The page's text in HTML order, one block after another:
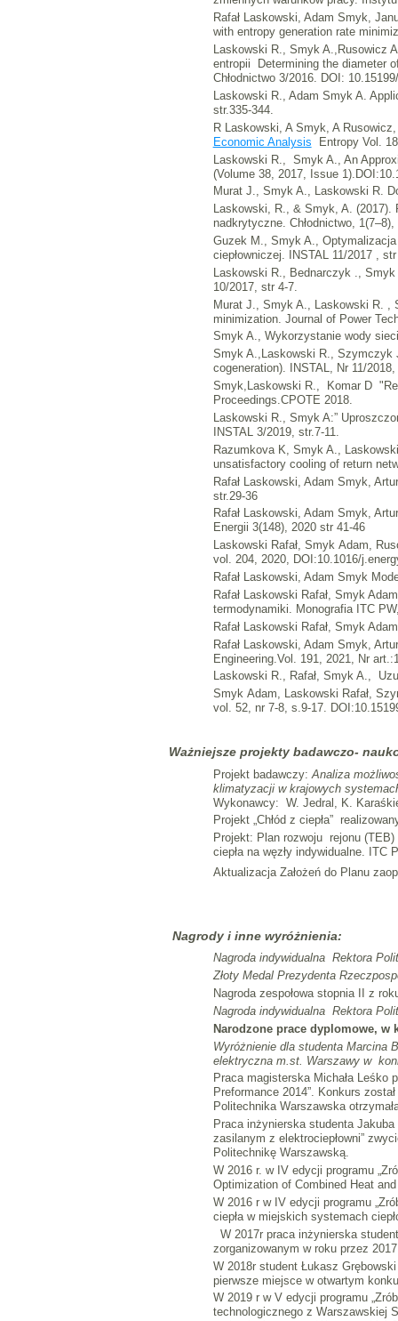
Rafał Laskowski, Adam Smyk,
with entropy generation rate
Laskowski R., Smyk A.,Rusowicz
entropii Determining the diameter
Chłodnictwo 3/2016. DOI:
Laskowski R., Adam Smyk A.
str.335-344.
R Laskowski, A Smyk, A
Economic Analysis Entropy Vol.
Laskowski R., Smyk A., An
(Volume 38, 2017, Issue
Murat J., Smyk A., Laskowski R.
Laskowski, R., & Smyk, A. (2017).
nadkrytyczne. Chłodnictwo,
Guzek M., Smyk A., Optymalizacja
ciepłowniczej. INSTAL 11/2017 ,
Laskowski R., Bednarczyk .,
10/2017, str 4-7.
Murat J., Smyk A., Laskowski R. ,
minimization. Journal of Power
Smyk A., Wykorzystanie wody
Smyk A.,Laskowski R., Szymczyk
cogeneration). INSTAL, Nr 11/
Smyk,Laskowski R., Komar D
Proceedings.CPOTE 2018.
Laskowski R., Smyk A:”
INSTAL 3/2019, str.7-11.
Razumkova K, Smyk A.,
unsatisfactory cooling of return
Rafał Laskowski, Adam Smyk,
str.29-36
Rafał Laskowski, Adam Smyk,
Energii 3(148), 2020 str 41-46
Laskowski Rafał, Smyk Adam,
vol. 204, 2020, DOI:10.1016/
Rafał Laskowski, Adam Smyk
Rafał Laskowski Rafał, Smyk
termodynamiki. Monografia ITC
Rafał Laskowski Rafał, Smyk
Rafał Laskowski, Adam Smyk,
Engineering.Vol. 191, 2021, Nr
Laskowski R., Rafał, Smyk A.,
Smyk Adam, Laskowski Rafał,
vol. 52, nr 7-8, s.9-17.
Ważniejsze projekty badawczo-
Projekt badawczy: Analiza
klimatyzacji w krajowych
Wykonawcy: W. Jedral, K.
Projekt „Chłód z ciepła”
Projekt: Plan rozwoju rejonu
ciepła na węzły indywidualne. ITC
Aktualizacja Założeń do Planu
Nagrody i inne wyróżnienia:
Nagroda indywidualna Rektora
Złoty Medal Prezydenta
Nagroda zespołowa stopnia II z
Nagroda indywidualna Rektora
Narodzone prace dyplomowe, w
Wyróżnienie dla studenta Marcina
elektryczna m.st. Warszawy w
Praca magisterska Michała Leśko
Preformance 2014”. Konkurs
Politechnika Warszawska
Praca inżynierska studenta
zasilanym z elektrociepłowni”
Politechnikę Warszawską.
W 2016 r. w IV edycji programu
Optimization of Combined Heat
W 2016 r w IV edycji programu
ciepła w miejskich systemach
W 2017r praca inżynierska
zorganizowanym w roku przez
W 2018r student Łukasz
pierwsze miejsce w otwartym
W 2019 r w V edycji programu
technologicznego z Warszawskiej